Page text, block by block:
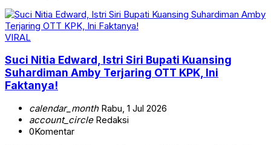
VIRAL
Suci Nitia Edward, Istri Siri Bupati Kuansing
Suhardiman Amby Terjaring OTT KPK, Ini
Faktanya!
calendar_monthRabu, 1 Jul 2026
account_circleRedaksi
0Komentar